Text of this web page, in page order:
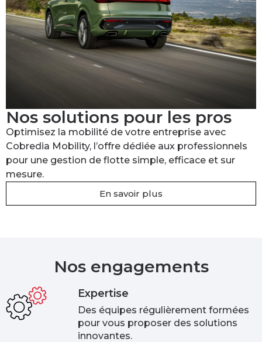
Nos solutions pour les pros
Optimisez la mobilité de votre entreprise avec
Cobredia Mobility, l’offre dédiée aux professionnels
pour une gestion de flotte simple, efficace et sur
mesure.
En savoir plus
Nos engagements
Expertise
Des équipes régulièrement formées
pour vous proposer des solutions
innovantes.